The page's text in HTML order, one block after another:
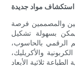
استكشاف مواد جديدة
والمصممين فرصة
بسهولة تشكيل
الرقمي بالحاسوب،
والأكريليك،